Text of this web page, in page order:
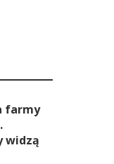
farmy
widzą